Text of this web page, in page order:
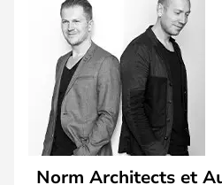
Norm Architects et